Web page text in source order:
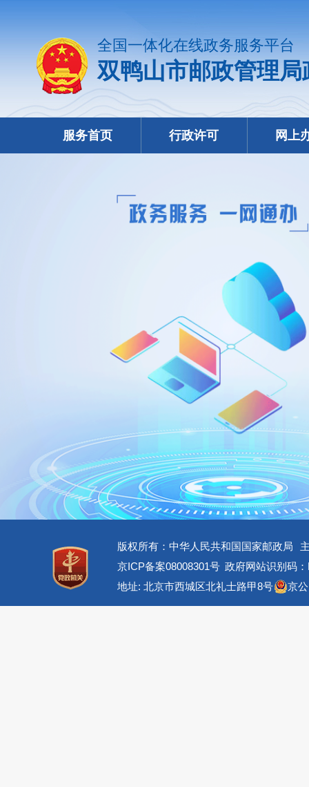
全国一体化在线政务服务平台
双鸭山市邮政管理
服务首页 行政许可 网上
版权所有：中华人民共和国国家邮政局
京ICP备案08008301号 政府网站识别码
地址: 北京市西城区北礼士路甲8号
京